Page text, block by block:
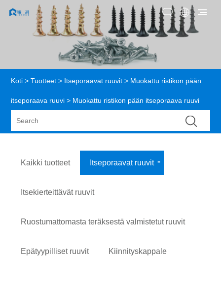
Koti > Tuotteet > Itseporaavat ruuvit > Muokattu ristikon pään
itseporaava ruuvi > Muokattu ristikon pään itseporaava ruuvi
Kaikki tuotteet Itseporaavat ruuvit
Itsekierteittävät ruuvit
Ruostumattomasta teräksestä valmistetut ruuvit
Epätyypilliset ruuvit Kiinnityskappale